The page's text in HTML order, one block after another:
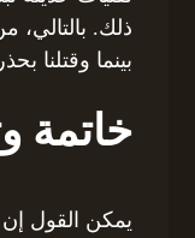
ذلك. بالتالي،
بينما وقتلنا
خاتمة
يمكن القول إن